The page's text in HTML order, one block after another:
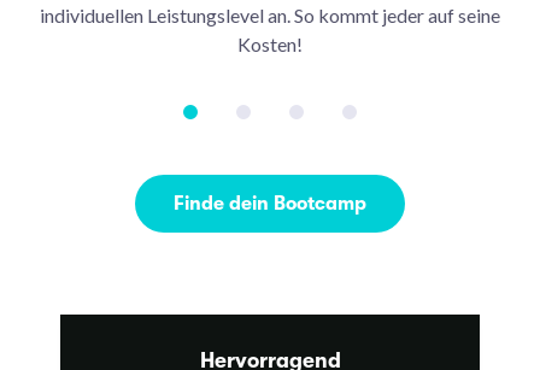
individuellen Leistungslevel an. So kommt jeder auf seine
Kosten!
Finde dein Bootcamp
Hervorragend